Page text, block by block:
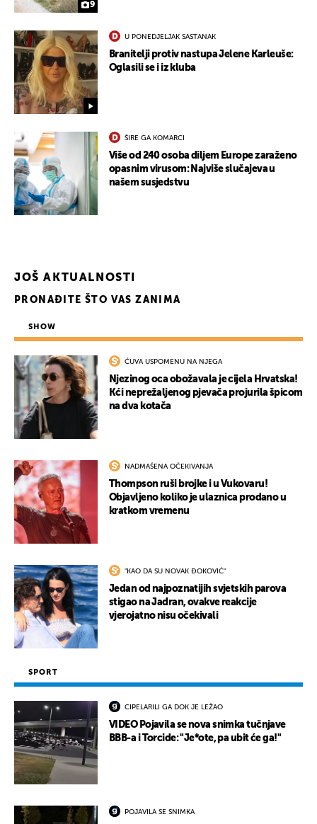
9
U PONEDJELJAK SASTANAK
Branitelji protiv nastupa Jelene Karleuše:
Oglasili se i iz kluba
ŠIRE GA KOMARCI
Više od 240 osoba diljem Europe zaraženo
opasnim virusom: Najviše slučajeva u
našem susjedstvu
JOŠ AKTUALNOSTI
PRONAĐITE ŠTO VAS ZANIMA
SHOW
ČUVA USPOMENU NA NJEGA
Njezinog oca obožavala je cijela Hrvatska!
Kći neprežaljenog pjevača projurila špicom
na dva kotača
NADMAŠENA OČEKIVANJA
Thompson ruši brojke i u Vukovaru!
Objavljeno koliko je ulaznica prodano u
kratkom vremenu
"KAO DA SU NOVAK ĐOKOVIĆ"
Jedan od najpoznatijih svjetskih parova
stigao na Jadran, ovakve reakcije
vjerojatno nisu očekivali
SPORT
CIPELARILI GA DOK JE LEŽAO
VIDEO Pojavila se nova snimka tučnjave
BBB-a i Torcide: "Je*ote, pa ubit će ga!"
POJAVILA SE SNIMKA